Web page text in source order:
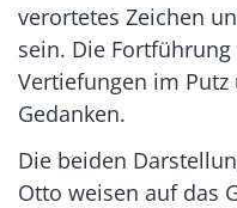
verortetes Zeichen
sein. Die
Vertiefungen im
Gedanken.
Die beiden
Otto weisen auf das